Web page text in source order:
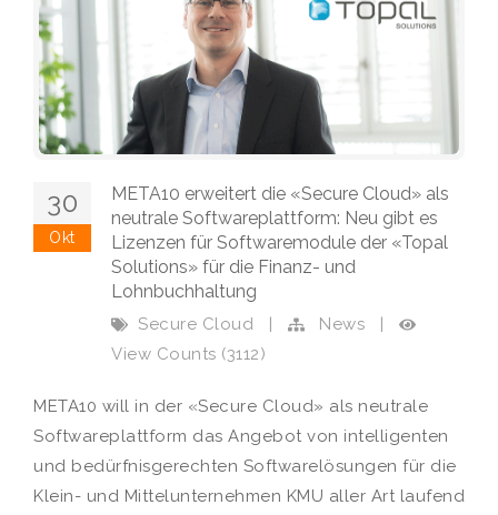
30
Okt
META10 erweitert die «Secure Cloud» als
neutrale Softwareplattform: Neu gibt es
Lizenzen für Softwaremodule der «Topal
Solutions» für die Finanz- und
Lohnbuchhaltung
Secure Cloud News
View Counts (3112)
META10 will in der «Secure Cloud» als neutrale
Softwareplattform das Angebot von intelligenten
und bedürfnisgerechten Softwarelösungen für die
Klein- und Mittelunternehmen KMU aller Art laufend